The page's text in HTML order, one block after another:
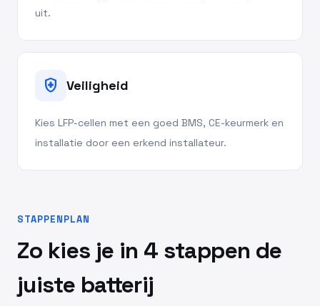
uit.
health_and_safety Veiligheid
Kies LFP-cellen met een goed BMS, CE-keurmerk en
installatie door een erkend installateur.
STAPPENPLAN
Zo kies je in 4 stappen de
juiste batterij